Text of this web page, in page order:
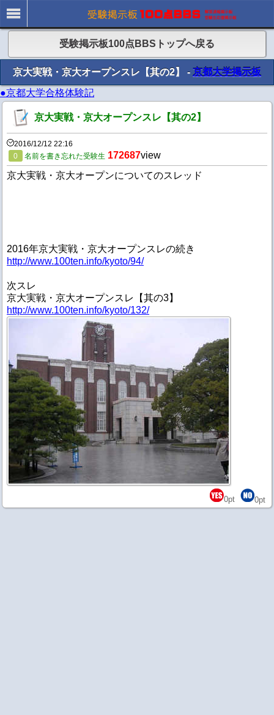
受験掲示板100点BBSトップへ戻る
京大実戦・京大オープンスレ【其の2】 - 京都大学掲示板
●京都大学合格体験記
京大実戦・京大オープンスレ【其の2】
2016/12/12 22:16
0
名前を書き忘れた受験生 172687view
京大実戦・京大オープンについてのスレッド
2016年京大実戦・京大オープンスレの続き
http://www.100ten.info/kyoto/94/
次スレ
京大実戦・京大オープンスレ【其の3】
http://www.100ten.info/kyoto/132/
0pt 0pt